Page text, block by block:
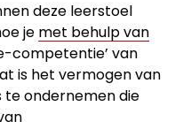
deze leerstoel
je met behulp van
competentie’ van
is het vermogen van
ondernemen die